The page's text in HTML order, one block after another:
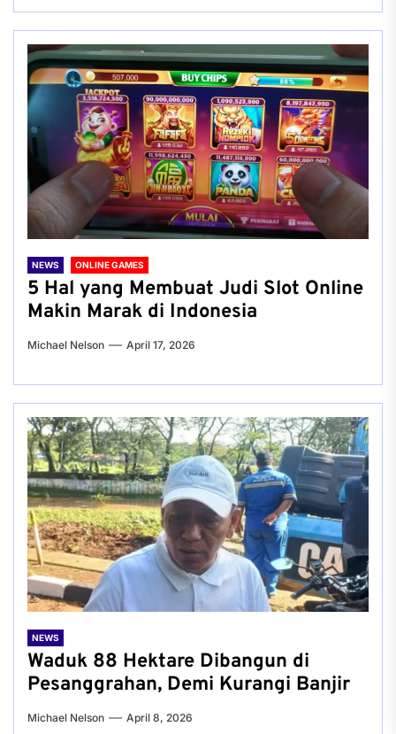
NEWS ONLINE GAMES
5 Hal yang Membuat Judi Slot Online
Makin Marak di Indonesia
Michael Nelson April 17, 2026
NEWS
Waduk 88 Hektare Dibangun di
Pesanggrahan, Demi Kurangi Banjir
Michael Nelson April 8, 2026